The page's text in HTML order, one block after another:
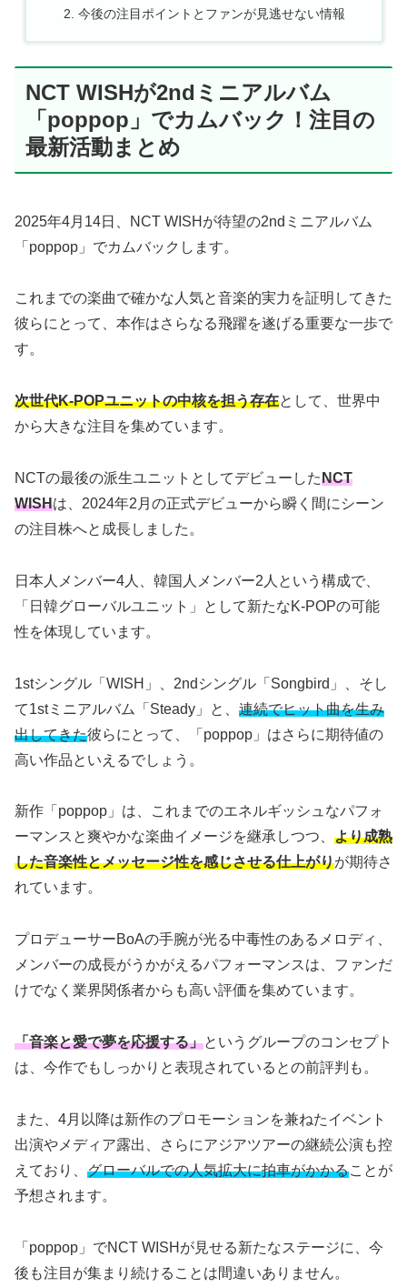
今後の注目ポイントとファンが見逃せない情報
NCT WISHが2ndミニアルバム
「poppop」でカムバック！注目の
最新活動まとめ
2025年4月14日、NCT WISHが待望の2ndミニアルバム
「poppop」でカムバックします。
これまでの楽曲で確かな人気と音楽的実力を証明してきた
彼らにとって、本作はさらなる飛躍を遂げる重要な一歩で
す。
次世代K-POPユニットの中核を担う存在として、世界中
から大きな注目を集めています。
NCTの最後の派生ユニットとしてデビューしたNCT
WISHは、2024年2月の正式デビューから瞬く間にシーン
の注目株へと成長しました。
日本人メンバー4人、韓国人メンバー2人という構成で、
「日韓グローバルユニット」として新たなK-POPの可能
性を体現しています。
1stシングル「WISH」、2ndシングル「Songbird」、そし
て1stミニアルバム「Steady」と、 連続でヒット曲を生み
出してきた彼らにとって、「poppop」はさらに期待値の
高い作品といえるでしょう。
新作「poppop」は、これまでのエネルギッシュなパフォ
ーマンスと爽やかな楽曲イメージを継承しつつ、 より成熟
した音楽性とメッセージ性を感じさせる仕上がりが期待さ
れています。
プロデューサーBoAの手腕が光る中毒性のあるメロディ、
メンバーの成長がうかがえるパフォーマンスは、ファンだ
けでなく業界関係者からも高い評価を集めています。
「音楽と愛で夢を応援する」というグループのコンセプト
は、今作でもしっかりと表現されているとの前評判も。
また、4月以降は新作のプロモーションを兼ねたイベント
出演やメディア露出、さらにアジアツアーの継続公演も控
えており、 グローバルでの人気拡大に拍車がかかることが
予想されます。
「poppop」でNCT WISHが見せる新たなステージに、今
後も注目が集まり続けることは間違いありません。